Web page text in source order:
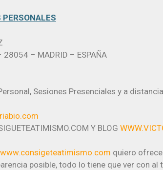
28054 – MADRID – ESPAÑA
Sesiones Presenciales y a
Y BLOG
www.consigeteatimismo.com quiero
posible, todo lo tiene que ver con